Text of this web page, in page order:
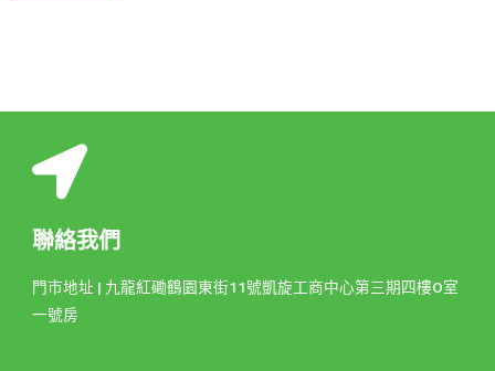
聯絡我們
門市地址 | 九龍紅磡鶴園東街11號凱旋工商中心第三期四樓O室
一號房